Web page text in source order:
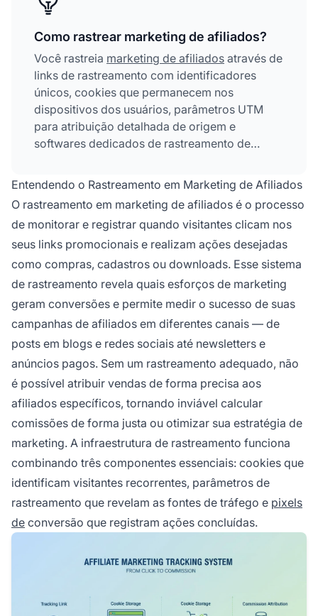
Como rastrear marketing de afiliados?
Você rastreia marketing de afiliados através de
links de rastreamento com identificadores
únicos, cookies que permanecem nos
dispositivos dos usuários, parâmetros UTM
para atribuição detalhada de origem e
softwares dedicados de rastreamento de
atribuir conversões ao parceiro afiliado
correto e medir o desempenho das campanhas
com precisão.
Entendendo o Rastreamento em Marketing de Afiliados
O rastreamento em marketing de afiliados é o processo
de monitorar e registrar quando visitantes clicam nos
seus links promocionais e realizam ações desejadas
como compras, cadastros ou downloads. Esse sistema
de rastreamento revela quais esforços de marketing
geram conversões e permite medir o sucesso de suas
campanhas de afiliados em diferentes canais — de
posts em blogs e redes sociais até newsletters e
anúncios pagos. Sem um rastreamento adequado, não
é possível atribuir vendas de forma precisa aos
afiliados específicos, tornando inviável calcular
comissões de forma justa ou otimizar sua estratégia de
marketing. A infraestrutura de rastreamento funciona
combinando três componentes essenciais: cookies que
identificam visitantes recorrentes, parâmetros de
rastreamento que revelam as fontes de tráfego e pixels
de conversão que registram ações concluídas.